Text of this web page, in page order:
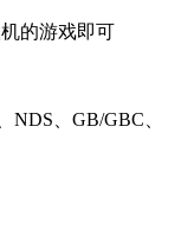
的游戏即可
NDS、GB/GBC、